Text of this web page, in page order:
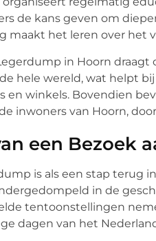
de kans geven om
maakt het leren over het
in Hoorn
hele wereld, wat helpt
en winkels. Bovendien
inwoners van Hoorn,
een Bezoek
is als een stap terug
in de
tentoonstellingen
dagen van het